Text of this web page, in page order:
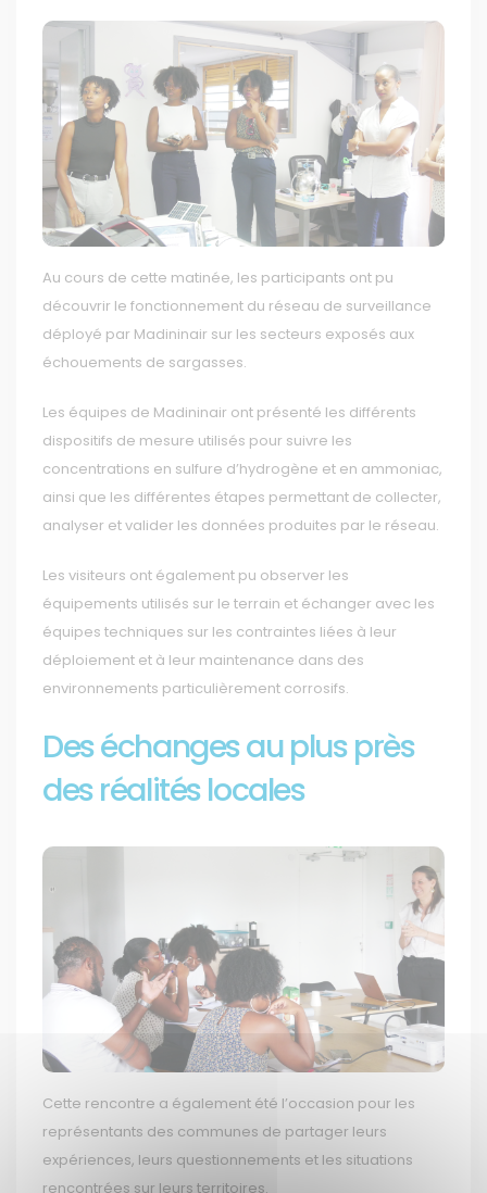
Au cours de cette matinée, les participants ont pu
découvrir le fonctionnement du réseau de surveillance
déployé par Madininair sur les secteurs exposés aux
échouements de sargasses.
Les équipes de Madininair ont présenté les différents
dispositifs de mesure utilisés pour suivre les
concentrations en sulfure d’hydrogène et en ammoniac,
ainsi que les différentes étapes permettant de collecter,
analyser et valider les données produites par le réseau.
Les visiteurs ont également pu observer les
équipements utilisés sur le terrain et échanger avec les
équipes techniques sur les contraintes liées à leur
déploiement et à leur maintenance dans des
environnements particulièrement corrosifs.
Des échanges au plus près
des réalités locales
Cette rencontre a également été l’occasion pour les
représentants des communes de partager leurs
expériences, leurs questionnements et les situations
rencontrées sur leurs territoires.